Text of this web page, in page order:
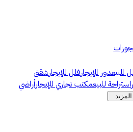
للبيعدور للإيجارفلل للإيجارشقق
استراحة للبيعمكتب تجاري للإيجارأراضي
المزيد